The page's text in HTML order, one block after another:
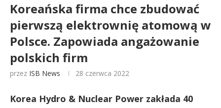
Koreańska firma chce zbudować
pierwszą elektrownię atomową w
Polsce. Zapowiada angażowanie
polskich firm
przez ISB News 28 czerwca 2022
Korea Hydro & Nuclear Power zakłada 40